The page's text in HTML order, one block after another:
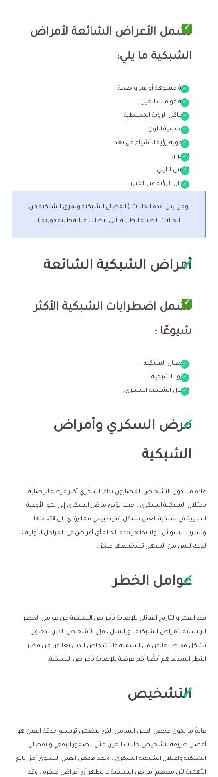
تشمل الأعراض الشائعة لأمراض
الشبكية ما يلي:
رؤية مشوهة أو غير واضحة.
رؤية عوامات العين.
مشاكل الرؤية المحيطية.
حساسية اللون.
صعوبة رؤية الأشياء عن بعد.
احمرار.
العمى الليلي.
فقدان الرؤية غير المبرر.
ومن بين هذه الحالات ( انفصال الشبكية وتمزق الشبكية من
الحالات الطبية الطارئة التي تتطلب عناية طبية فورية ).
أمراض الشبكية الشائعة
تشمل اضطرابات الشبكية الأكثر
شيوعًا :
انفصال الشبكية .
تمزق الشبكية .
اعتلال الشبكية السكري.
مرض السكري وأمراض
الشبكية
عادة ما يكون الأشخاص المصابون بداء السكري أكثر عرضة للإصابة
باعتلال الشبكية السكري ، حيث يؤدي مرض السكري إلى نمو الأوعية
الدموية في شبكية العين بشكل غير طبيعي مما يؤدي إلى انتفاخها
وتسرب السوائل ، ولا تظهر هذه الحالة أي أعراض في المراحل الأولية ،
لذلك ليس من السهل تشخيصها مبكرًا.
عوامل الخطر
يعد العمر والتاريخ العائلي للإصابة بأمراض الشبكية من عوامل الخطر
الرئيسية لأمراض الشبكية ، وبالمثل ، فإن الأشخاص الذين يدخنون
بشكل مفرط يعانون من السمنة والأشخاص الذين يعانون من قصر
النظر الشديد هم أيضًا أكثر عرضة للإصابة بأمراض الشبكية.
التشخيص
عادةً ما يكون فحص العين الشامل الذي يتضمن توسيع حدقة العين هو
أفضل طريقة لتشخيص حالات العين مثل الضمور البقعي وانفصال
الشبكية واعتلال الشبكية السكري ، ويعد فحص العين السنوي أمرًا بالغ
الأهمية لأن معظم أمراض الشبكية لا تظهر أي أعراض مبكرة ، وقد